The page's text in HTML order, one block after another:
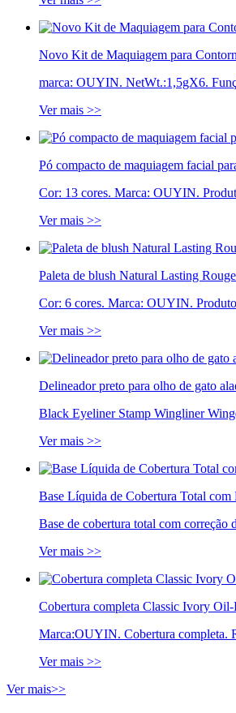
Novo Kit de Maquiagem para
marca: OUYIN. NetWt.:1,5gX6.
Ver mais >>
Pó compacto de maquiagem facial
Cor: 13 cores. Marca: OUYIN.
Ver mais >>
Paleta de blush Natural Lasting
Cor: 6 cores. Marca: OUYIN.
Ver mais >>
Delineador preto para olho de gato
Black Eyeliner Stamp Wingliner
Ver mais >>
Base Líquida de Cobertura Total com
Base de cobertura total com
Ver mais >>
Cobertura completa Classic Ivory
Marca:OUYIN. Cobertura completa.
Ver mais >>
Ver mais>>